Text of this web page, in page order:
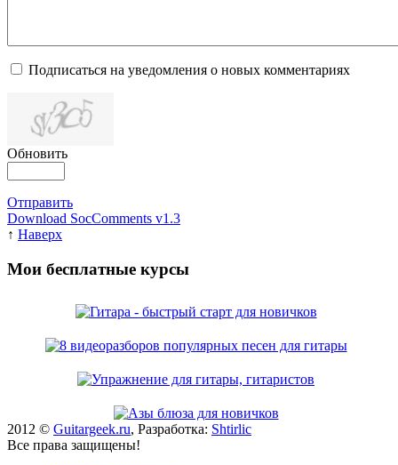
Подписаться на уведомления о новых комментариях
Обновить
Отправить
Download SocComments v1.3
↑ Наверх
Мои бесплатные курсы
2012 © Guitargeek.ru, Разработка: Shtirlic
Все права защищены!